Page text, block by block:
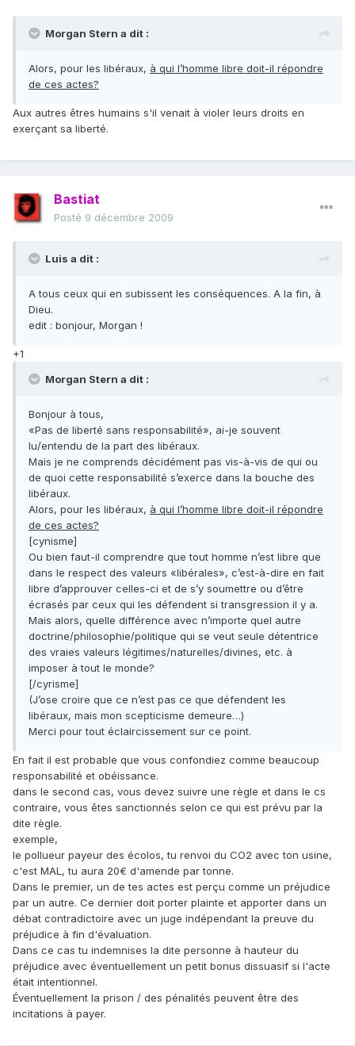
Morgan Stern a dit :
Alors, pour les libéraux, à qui l’homme libre doit-il répondre
de ces actes?
Aux autres êtres humains s'il venait à violer leurs droits en
exerçant sa liberté.
Bastiat
Posté 9 décembre 2009
Luis a dit :
A tous ceux qui en subissent les conséquences. A la fin, à
Dieu.
edit : bonjour, Morgan !
+1
Morgan Stern a dit :
Bonjour à tous,
«Pas de liberté sans responsabilité», ai-je souvent
lu/entendu de la part des libéraux.
Mais je ne comprends décidément pas vis-à-vis de qui ou
de quoi cette responsabilité s’exerce dans la bouche des
libéraux.
Alors, pour les libéraux, à qui l’homme libre doit-il répondre
de ces actes?
[cynisme]
Ou bien faut-il comprendre que tout homme n’est libre que
dans le respect des valeurs «libérales», c’est-à-dire en fait
libre d’approuver celles-ci et de s’y soumettre ou d’être
écrasés par ceux qui les défendent si transgression il y a.
Mais alors, quelle différence avec n’importe quel autre
doctrine/philosophie/politique qui se veut seule détentrice
des vraies valeurs légitimes/naturelles/divines, etc. à
imposer à tout le monde?
[/cyrisme]
(J’ose croire que ce n’est pas ce que défendent les
libéraux, mais mon scepticisme demeure…)
Merci pour tout éclaircissement sur ce point.
En fait il est probable que vous confondiez comme beaucoup
responsabilité et obéissance.
dans le second cas, vous devez suivre une règle et dans le cs
contraire, vous êtes sanctionnés selon ce qui est prévu par la
dite règle.
exemple,
le pollueur payeur des écolos, tu renvoi du CO2 avec ton usine,
c'est MAL, tu aura 20€ d'amende par tonne.
Dans le premier, un de tes actes est perçu comme un préjudice
par un autre. Ce dernier doit porter plainte et apporter dans un
débat contradictoire avec un juge indépendant la preuve du
préjudice à fin d'évaluation.
Dans ce cas tu indemnises la dite personne à hauteur du
préjudice avec éventuellement un petit bonus dissuasif si l'acte
était intentionnel.
Éventuellement la prison / des pénalités peuvent être des
incitations à payer.